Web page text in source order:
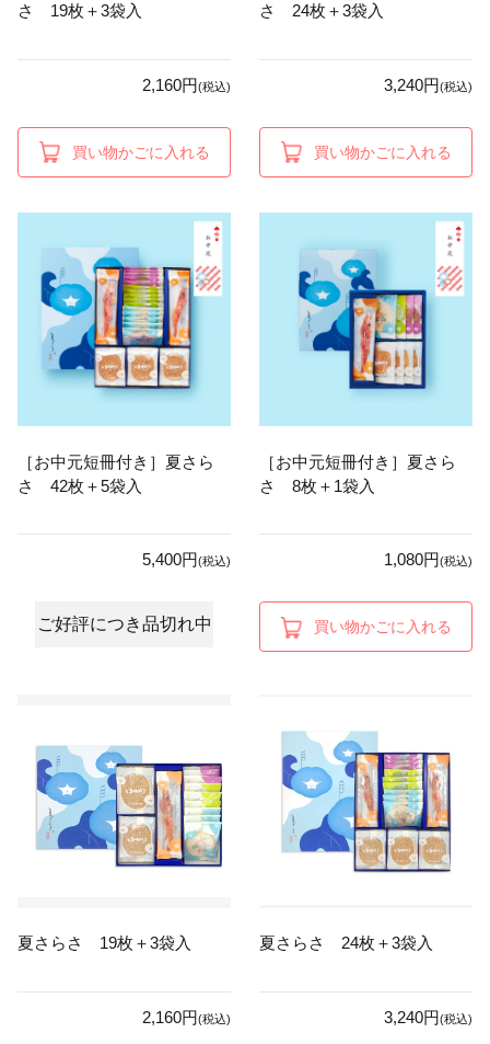
さ 19枚＋3袋入
2,160円(税込)
買い物かごに入れる
さ 24枚＋3袋入
3,240円(税込)
買い物かごに入れる
［お中元短冊付き］夏さら
さ 42枚＋5袋入
5,400円(税込)
ご好評につき品切れ中
［お中元短冊付き］夏さら
さ 8枚＋1袋入
1,080円(税込)
買い物かごに入れる
夏さらさ 19枚＋3袋入
2,160円(税込)
夏さらさ 24枚＋3袋入
3,240円(税込)